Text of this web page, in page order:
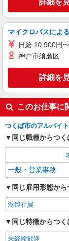
キー
派遣社員
パーソルテンプス
（つくば）/26-
キー
派遣社員
パーソルテンプス
（つくば）/26-
詳細を
マイクロバスによ
日給 10,900円
神戸市須磨区
詳細を
このお仕事に
つくば市のアルバイ
同じ職種からつ
一般・営業事務
同じ雇用形態か
派遣社員
同じ特徴からつ
未経験歓迎